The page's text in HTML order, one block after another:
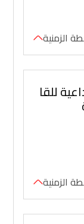
الزمنية
للقا
الزمنية